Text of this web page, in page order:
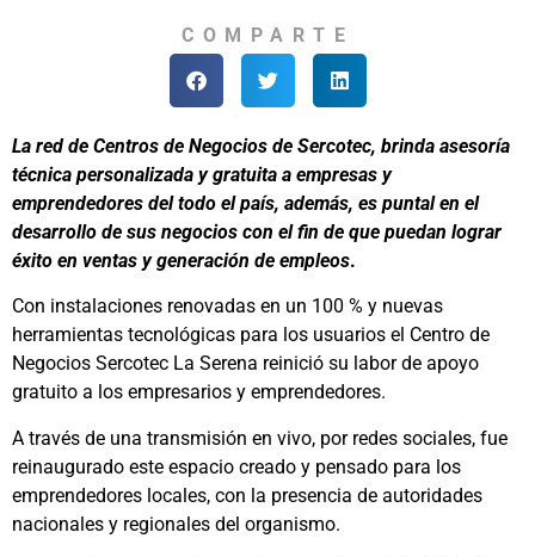
COMPARTE
La red de Centros de Negocios de Sercotec, brinda asesoría
técnica personalizada y gratuita a empresas y
emprendedores del todo el país, además, es puntal en el
desarrollo de sus negocios con el fin de que puedan lograr
éxito en ventas y generación de empleos.
Con instalaciones renovadas en un 100 % y nuevas
herramientas tecnológicas para los usuarios el Centro de
Negocios Sercotec La Serena reinició su labor de apoyo
gratuito a los empresarios y emprendedores.
A través de una transmisión en vivo, por redes sociales, fue
reinaugurado este espacio creado y pensado para los
emprendedores locales, con la presencia de autoridades
nacionales y regionales del organismo.